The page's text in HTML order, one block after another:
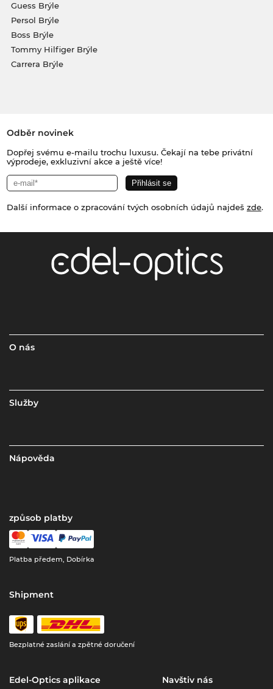
Guess Brýle
Persol Brýle
Boss Brýle
Tommy Hilfiger Brýle
Carrera Brýle
Odběr novinek
Dopřej svému e-mailu trochu luxusu. Čekají na tebe privátní
výprodeje, exkluzivní akce a ještě více!
Další informace o zpracování tvých osobních údajů najdeš zde.
O nás
Služby
Nápověda
způsob platby
Platba předem, Dobírka
Shipment
Bezplatné zaslání a zpětné doručení
Edel-Optics aplikace Navštiv nás